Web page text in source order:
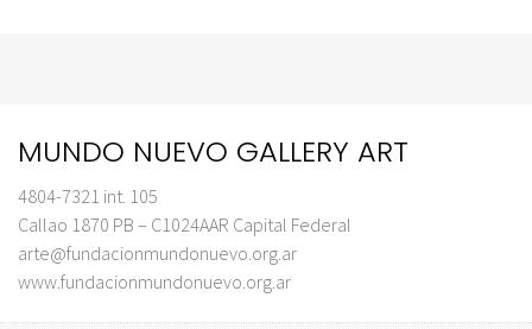
MUNDO NUEVO GALLERY ART
4804-7321 int. 105
Callao 1870 PB – C1024AAR Capital Federal
arte@fundacionmundonuevo.org.ar
www.fundacionmundonuevo.org.ar